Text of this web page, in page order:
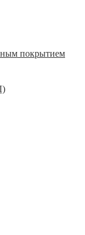
покрытием